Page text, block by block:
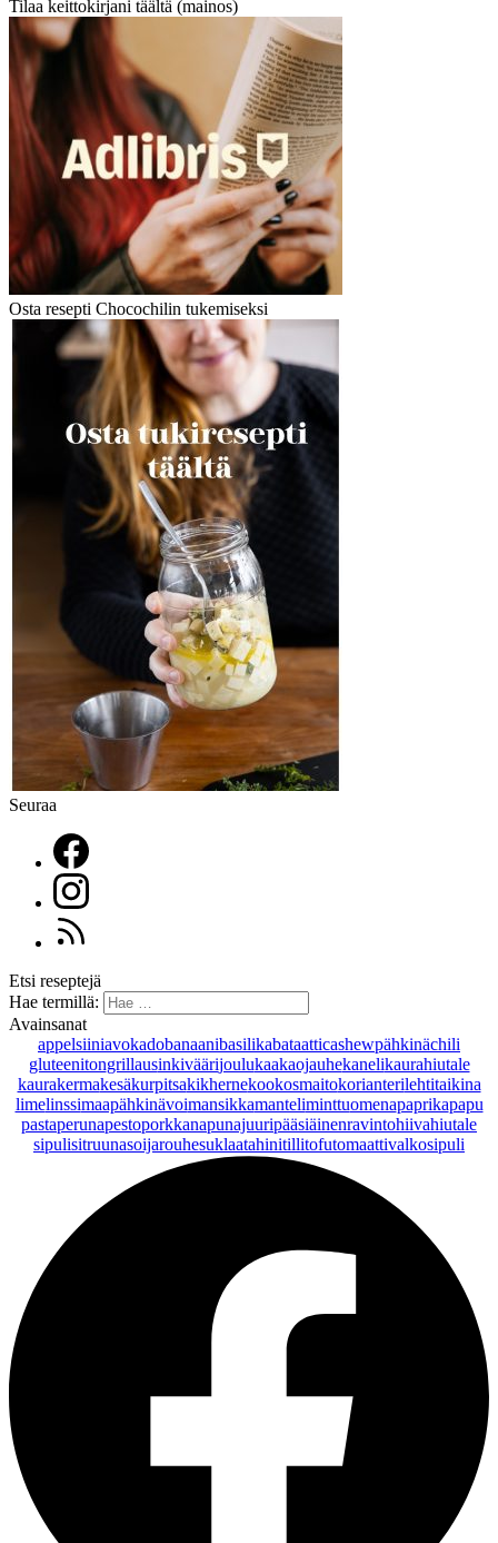
Tilaa keittokirjani täältä (mainos)
Osta resepti Chocochilin tukemiseksi
Seuraa
Etsi reseptejä
Hae termillä:
Avainsanat
appelsiiniavokadobanaanibasilikabataatticashewpähkinächili
gluteenitongrillausinkiväärijoulukaakaojauhekanelikaurahiutale
kaurakermakesäkurpitsakikhernekookosmaitokorianterilehtitaikina
limelinssimaapähkinävoimansikkamanteliminttuomenapaprikapapu
pastaperunapestoporkkanapunajuuripääsiäinenravintohiivahiutale
sipulisitruunasoijarouhesuklaatahinitillitofutomaattivalkosipuli